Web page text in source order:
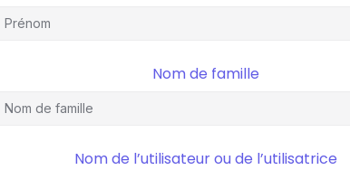
Nom de famille
Nom de l’utilisateur ou de l’utilisatrice